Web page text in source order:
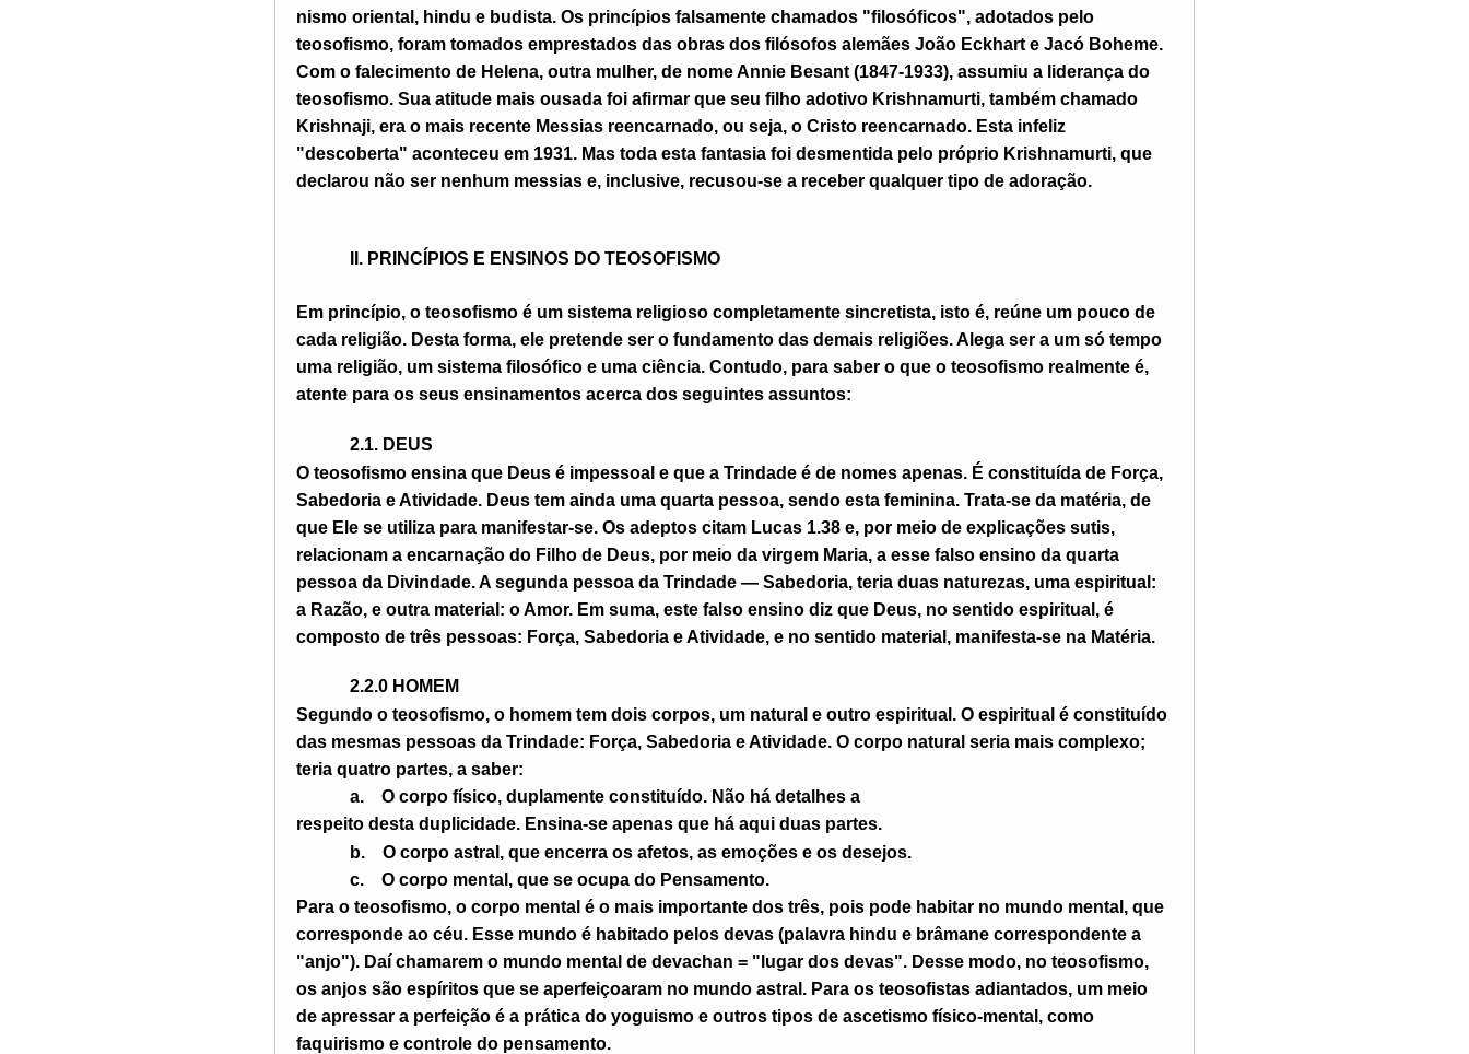
nismo oriental, hindu e budista. Os princípios falsamente chamados "filosóficos", adotados pelo
teosofismo, foram tomados emprestados das obras dos filósofos alemães João Eckhart e Jacó Boheme.
Com o falecimento de Helena, outra mulher, de nome Annie Besant (1847-1933), assumiu a liderança do
teosofismo. Sua atitude mais ousada foi afirmar que seu filho adotivo Krishnamurti, também chamado
Krishnaji, era o mais recente Messias reencarnado, ou seja, o Cristo reencarnado. Esta infeliz
"descoberta" aconteceu em 1931. Mas toda esta fantasia foi desmentida pelo próprio Krishnamurti, que
declarou não ser nenhum messias e, inclusive, recusou-se a receber qualquer tipo de adoração.
II. PRINCÍPIOS E ENSINOS DO TEOSOFISMO
Em princípio, o teosofismo é um sistema religioso completamente sincretista, isto é, reúne um pouco de
cada religião. Desta forma, ele pretende ser o fundamento das demais religiões. Alega ser a um só tempo
uma religião, um sistema filosófico e uma ciência. Contudo, para saber o que o teosofismo realmente é,
atente para os seus ensinamentos acerca dos seguintes assuntos:
2.1. D EUS
O teosofismo ensina que Deus é impessoal e que a Trindade é de nomes apenas. É constituída de Força,
Sabedoria e Atividade. Deus tem ainda uma quarta pessoa, sendo esta feminina. Trata-se da matéria, de
que Ele se utiliza para manifestar-se. Os adeptos citam Lucas 1.38 e, por meio de explicações sutis,
relacionam a encarnação do Filho de Deus, por meio da virgem Maria, a esse falso ensino da quarta
pessoa da Divindade. A segunda pessoa da Trindade — Sabedoria, teria duas naturezas, uma espiritual:
a Razão, e outra material: o Amor. Em suma, este falso ensino diz que Deus, no sentido espiritual, é
composto de três pessoas: Força, Sabedoria e Atividade, e no sentido material, manifesta-se na Matéria.
2.2.0 HOMEM
Segundo o teosofismo, o homem tem dois corpos, um natural e outro espiritual. O espiritual é constituído
das mesmas pessoas da Trindade: Força, Sabedoria e Atividade. O corpo natural seria mais complexo;
teria quatro partes, a saber:
a.
O corpo físico, duplamente constituído. Não há detalhes a
respeito desta duplicidade. Ensina-se apenas que há aqui duas partes.
b.
O corpo astral, que encerra os afetos, as emoções e os desejos.
c.
O corpo mental, que se ocupa do Pensamento.
Para o teosofismo, o corpo mental é o mais importante dos três, pois pode habitar no mundo mental, que
corresponde ao céu. Esse mundo é habitado pelos devas (palavra hindu e brâmane correspondente a
"anjo"). Daí chamarem o mundo mental de devachan = "lugar dos devas". Desse modo, no teosofismo,
os anjos são espíritos que se aperfeiçoaram no mundo astral. Para os teosofistas adiantados, um meio
de apressar a perfeição é a prática do yoguismo e outros tipos de ascetismo físico-mental, como
faquirismo e controle do pensamento.